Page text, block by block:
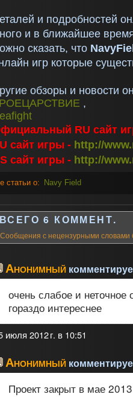
и подробностей
и в ближайшее
сказать, что NavyF
игр которые
обзоры и новости
,
RU сайт
сайт игры - http://
сайт игры - http://
статьи о: Navy Field
ВСЕГО 6 КОММЕНТ.
Сообщения с нецензурными словами
Анонимный
очень слабое и
гораздо интереснее
июля 2012 г. в 10:51
Анонимный
Проект закрыт в мае